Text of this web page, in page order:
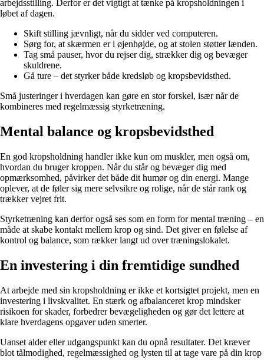
arbejdsstilling. Derfor er det vigtigt at tænke på kropsholdningen i
løbet af dagen.
Skift stilling jævnligt, når du sidder ved computeren.
Sørg for, at skærmen er i øjenhøjde, og at stolen støtter lænden.
Tag små pauser, hvor du rejser dig, strækker dig og bevæger
skuldrene.
Gå ture – det styrker både kredsløb og kropsbevidsthed.
Små justeringer i hverdagen kan gøre en stor forskel, især når de
kombineres med regelmæssig styrketræning.
Mental balance og kropsbevidsthed
En god kropsholdning handler ikke kun om muskler, men også om,
hvordan du bruger kroppen. Når du står og bevæger dig med
opmærksomhed, påvirker det både dit humør og din energi. Mange
oplever, at de føler sig mere selvsikre og rolige, når de står rank og
trækker vejret frit.
Styrketræning kan derfor også ses som en form for mental træning – en
måde at skabe kontakt mellem krop og sind. Det giver en følelse af
kontrol og balance, som rækker langt ud over træningslokalet.
En investering i din fremtidige sundhed
At arbejde med sin kropsholdning er ikke et kortsigtet projekt, men en
investering i livskvalitet. En stærk og afbalanceret krop mindsker
risikoen for skader, forbedrer bevægeligheden og gør det lettere at
klare hverdagens opgaver uden smerter.
Uanset alder eller udgangspunkt kan du opnå resultater. Det kræver
blot tålmodighed, regelmæssighed og lysten til at tage vare på din krop